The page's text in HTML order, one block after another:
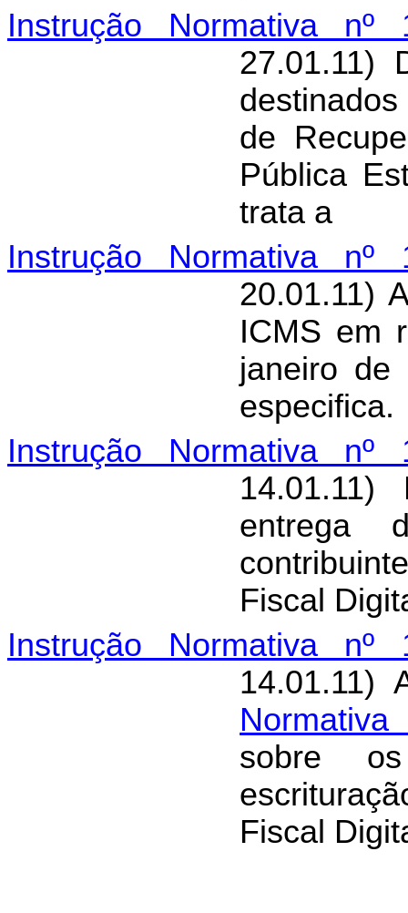
Instrução Normativa nº
27.01.11)
de
Pública
trata a
Instrução Normativa nº
20.01.11)
ICMS em
janeiro de
especifica.
Instrução Normativa nº
entrega
Fiscal
Instrução Normativa nº
14.01.11)
sobre
Fiscal